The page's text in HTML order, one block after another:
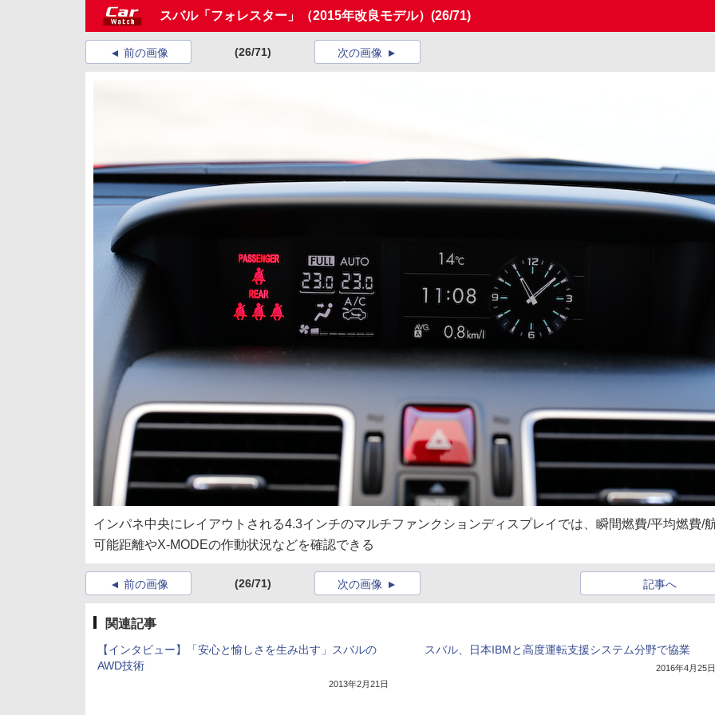
スバル「フォレスター」（2015年改良モデル） (26/71)
前の画像 (26/71) 次の画像
インパネ中央にレイアウトされる4.3インチのマルチファンクションディスプレイでは、瞬間燃費/平均燃費/
可能距離やX-MODEの作動状況などを確認できる
前の画像 (26/71) 記事へ
次の画像
関連記事
【インタビュー】「安心と愉しさを生み出す」スバルの
AWD技術
2013年2月21日
スバル、日本IBMと高度運転支援システム分野で協業
2016年4月25日